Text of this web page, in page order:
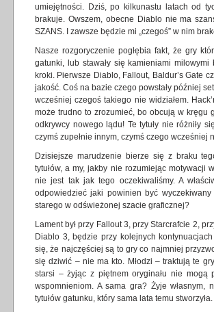
umiejętności. Dziś, po kilkunastu latach od
brakuje. Owszem, obecne Diablo nie ma
SZANS. I zawsze będzie mi „czegoś” w nim
Nasze rozgoryczenie pogłębia fakt, że gry
gatunki, lub stawały się kamieniami
kroki. Pierwsze Diablo, Fallout, Baldur’s Gate
jakość. Coś na bazie czego powstały później
wcześniej czegoś takiego nie widziałem.
może trudno to zrozumieć, bo obcują w kręgu
odkrywcy nowego lądu! Te tytuły nie różniły
czymś zupełnie innym, czymś czego wcześniej
Dzisiejsze marudzenie bierze się z braku
tytułów, a my, jakby nie rozumiejąc motywacji
nie jest tak jak tego oczekiwaliśmy. A
odpowiedzieć jaki powinien być
starego w odświeżonej szacie graficznej?
Lament był przy Fallout 3, przy Starcrafcie 2,
Diablo 3, będzie przy kolejnych
się, że najczęściej są to gry co najmniej
się dziwić – nie ma kto. Młodzi – traktują te
starsi – żyjąc z piętnem oryginału nie mogą
wspomnieniom. A sama gra? Żyje
tytułów gatunku, który sama lata temu stworzyła.